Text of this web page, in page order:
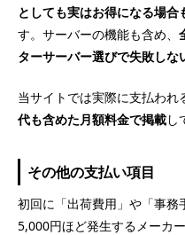
としても実はお得になる場合
す。サーバーの機能も含め、
ターサーバー選びで失敗しな
当サイトでは実際に支払われ
代も含めた月額料金で掲載し
その他の支払い項目
初回に「出荷費用」や「事
5,000円ほど発生するメーカ